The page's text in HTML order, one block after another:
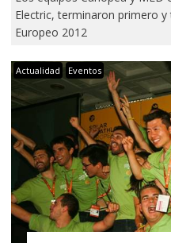
Electric, terminaron primero
Europeo 2012
Actualidad Eventos